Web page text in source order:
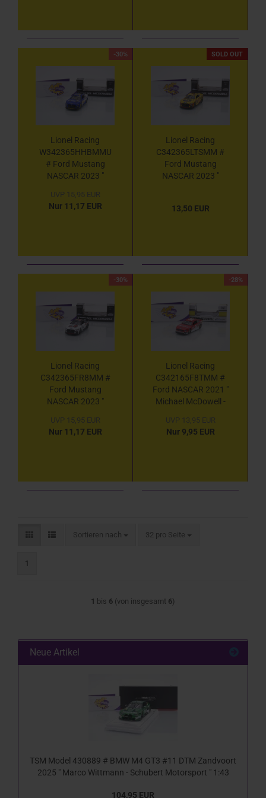
-30%
Lionel Racing
W342365HHBMMU
# Ford Mustang
NASCAR 2023 "
Horizon Hobby
Indianapolis Road
UVP 15,95 EUR
Nur 11,17 EUR
SOLD OUT
Lionel Racing
C342365LTSMM #
Ford Mustang
NASCAR 2023 "
1:64
13,50 EUR
-30%
Lionel Racing
C342365FR8MM #
Ford Mustang
NASCAR 2023 "
Fr8Auctions.com "
1:64
UVP 15,95 EUR
Nur 11,17 EUR
-28%
Lionel Racing
C342165F8TMM #
Ford NASCAR 2021 "
Michael McDowell -
Throwback " 1:64
UVP 13,95 EUR
Nur 9,95 EUR
Sortieren nach
Sortieren nach 32 pro Seite
pro Seite
1
1 bis 6 (von insgesamt 6)
Neue Artikel
TSM Model 430889 # BMW M4 GT3 #11 DTM Zandvoort
2025 " Marco Wittmann - Schubert Motorsport " 1:43
104,95 EUR